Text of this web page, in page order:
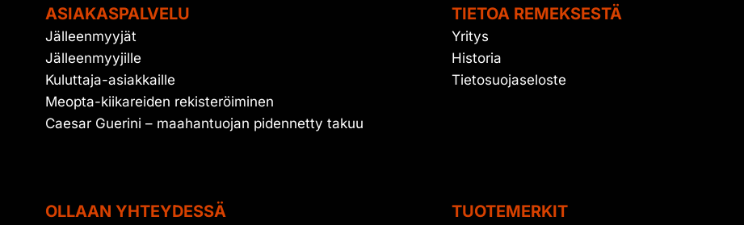
ASIAKASPALVELU
Jälleenmyyjät
Jälleenmyyjille
Kuluttaja-asiakkaille
Meopta-kiikareiden rekisteröiminen
Caesar Guerini – maahantuojan pidennetty takuu
TIETOA REMEKSESTÄ
Yritys
Historia
Tietosuojaseloste
OLLAAN YHTEYDESSÄ TUOTEMERKIT